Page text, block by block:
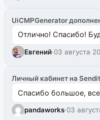
UiCMPGenerator
Отлично! Спасибо!
Евгений·03 августа
Личный кабинет на
Спасибо большое,
pandaworks·03